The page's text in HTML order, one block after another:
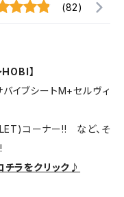
(82)
】
イブシートM+セルヴィ
コーナー!! など、そ
チラをクリック♪